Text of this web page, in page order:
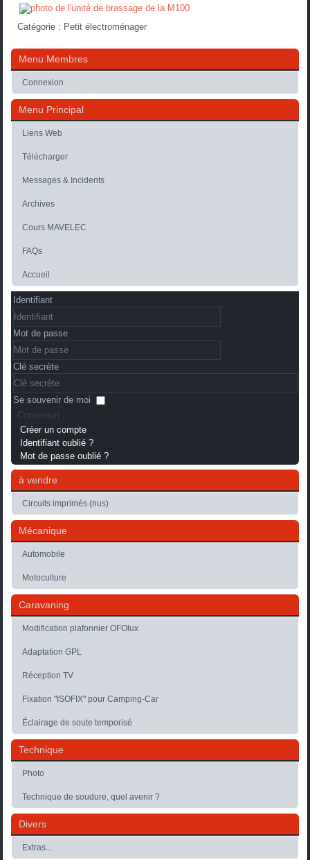
Catégorie : Petit électroménager
Menu Membres
Connexion
Menu Principal
Liens Web
Télécharger
Messages & Incidents
Archives
Cours MAVELEC
FAQs
Accueil
Identifiant
Mot de passe
Clé secrète
Se souvenir de moi
Connexion
Créer un compte
Identifiant oublié ?
Mot de passe oublié ?
à vendre
Circuits imprimés (nus)
Mécanique
Automobile
Motoculture
Caravaning
Modification plafonnier OFOlux
Adaptation GPL
Réception TV
Fixation "ISOFIX" pour Camping-Car
Éclairage de soute temporisé
Technique
Photo
Technique de soudure, quel avenir ?
Divers
Extras...